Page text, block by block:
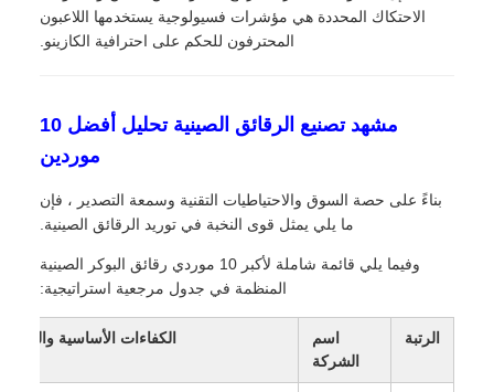
الاحتكاك المحددة هي مؤشرات فسيولوجية يستخدمها اللاعبون
المحترفون للحكم على احترافية الكازينو.
مشهد تصنيع الرقائق الصينية تحليل أفضل 10
موردين
بناءً على حصة السوق والاحتياطيات التقنية وسمعة التصدير ، فإن
ما يلي يمثل قوى النخبة في توريد الرقائق الصينية.
وفيما يلي قائمة شاملة لأكبر 10 موردي رقائق البوكر الصينية
المنظمة في جدول مرجعية استراتيجية:
الشركة
الكفاءات الأساسية والتخصصات